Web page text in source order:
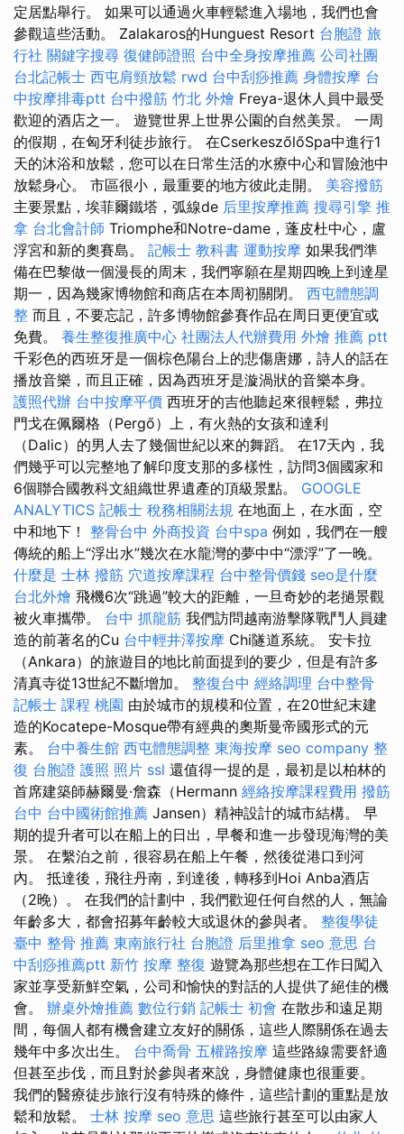
定居點舉行。 如果可以通過火車輕鬆進入場地，我們也會
參觀這些活動。 Zalakaros的Hunguest Resort 台胞證 旅
行社 關鍵字搜尋 復健師證照 台中全身按摩推薦 公司社團
台北記帳士 西屯肩頸放鬆 rwd 台中刮痧推薦 身體按摩 台
中按摩排毒ptt 台中撥筋 竹北 外燴 Freya-退休人員中最受
歡迎的酒店之一。 遊覽世界上世界公園的自然美景。 一周
的假期，在匈牙利徒步旅行。 在CserkeszőlőSpa中進行1
天的沐浴和放鬆，您可以在日常生活的水療中心和冒險池中
放鬆身心。 市區很小，最重要的地方彼此走開。 美容撥筋
主要景點，埃菲爾鐵塔，弧線de 后里按摩推薦 搜尋引擎 推
拿 台北會計師 Triomphe和Notre-dame，蓬皮杜中心，盧
浮宮和新的奧賽島。 記帳士 教科書 運動按摩 如果我們準
備在巴黎做一個漫長的周末，我們寧願在星期四晚上到達星
期一，因為幾家博物館和商店在本周初關閉。 西屯體態調
整 而且，不要忘記，許多博物館參賽作品在周日更便宜或
免費。 養生整復推廣中心 社團法人代辦費用 外燴 推薦 ptt
千彩色的西班牙是一個棕色陽台上的悲傷唐娜，詩人的話在
播放音樂，而且正確，因為西班牙是漩渦狀的音樂本身。
護照代辦 台中按摩平價 西班牙的吉他聽起來很輕鬆，弗拉
門戈在佩爾格（Pergő）上，有火熱的女孩和達利
（Dalic）的男人去了幾個世紀以來的舞蹈。 在17天內，我
們幾乎可以完整地了解印度支那的多樣性，訪問3個國家和
6個聯合國教科文組織世界遺產的頂級景點。 GOOGLE
ANALYTICS 記帳士 稅務相關法規 在地面上，在水面，空
中和地下！ 整骨台中 外商投資 台中spa 例如，我們在一艘
傳統的船上“浮出水”幾次在水龍灣的夢中中“漂浮”了一晚。
什麼是 士林 撥筋 穴道按摩課程 台中整骨價錢 seo是什麼
台北外燴 飛機6次“跳過”較大的距離，一旦奇妙的老撾景觀
被火車攜帶。 台中 抓龍筋 我們訪問越南游擊隊戰鬥人員建
造的前著名的Cu 台中輕井澤按摩 Chi隧道系統。 安卡拉
（Ankara）的旅遊目的地比前面提到的要少，但是有許多
清真寺從13世紀不斷增加。 整復台中 經絡調理 台中整骨
記帳士 課程 桃園 由於城市的規模和位置，在20世紀末建
造的Kocatepe-Mosque帶有經典的奧斯曼帝國形式的元
素。 台中養生館 西屯體態調整 東海按摩 seo company 整
復 台胞證 護照 照片 ssl 還值得一提的是，最初是以柏林的
首席建築師赫爾曼·詹森（Hermann 經絡按摩課程費用 撥筋
台中 台中國術館推薦 Jansen）精神設計的城市結構。 早
期的提升者可以在船上的日出，早餐和進一步發現海灣的美
景。 在繫泊之前，很容易在船上午餐，然後從港口到河
內。 抵達後，飛往丹南，到達後，轉移到Hoi Anba酒店
（2晚）。 在我們的計劃中，我們歡迎任何自然的人，無論
年齡多大，都會招募年齡較大或退休的參與者。 整復學徒
臺中 整骨 推薦 東南旅行社 台胞證 后里推拿 seo 意思 台
中刮痧推薦ptt 新竹 按摩 整復 遊覽為那些想在工作日闖入
家並享受新鮮空氣，公司和愉快的對話的人提供了絕佳的機
會。 辦桌外燴推薦 數位行銷 記帳士 初會 在散步和遠足期
間，每個人都有機會建立友好的關係，這些人際關係在過去
幾年中多次出生。 台中喬骨 五權路按摩 這些路線需要舒適
但甚至步伐，而且對於參與者來說，身體健康也很重要。
我們的醫療徒步旅行沒有特殊的條件，這些計劃的重點是放
鬆和放鬆。 士林 按摩 seo 意思 這些旅行甚至可以由家人